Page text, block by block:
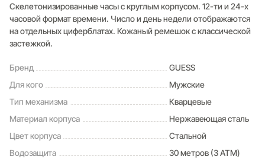
Скелетонизированные часы с круглым корпусом. 12-ти и 24-х
часовой формат времени. Число и день недели отображаются
на отдельных циферблатах. Кожаный ремешок с классической
застежкой.
Бренд
GUESS
Для кого
Мужские
Тип механизма
Кварцевые
Материал корпуса
Нержавеющая сталь
Цвет корпуса
Стальной
Водозащита
30 метров (3 ATM)